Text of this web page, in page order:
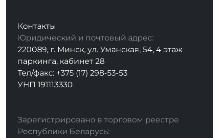
Контакты
Юридический и почтовый адрес:
220089, г. Минск, ул. Уманская, 54, 4 этаж
паркинга, кабинет 28
Тел/факс: +375 (17) 298-53-53
УНП 191113330
Зарегистрировано в торговом реестре
Республики Беларусь: